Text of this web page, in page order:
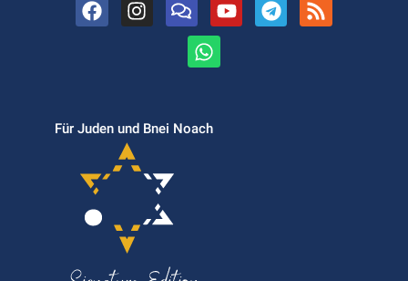
Für Juden und Bnei Noach